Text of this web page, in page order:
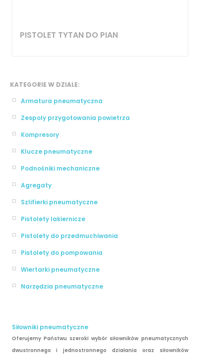
KATEGORIE W DZIALE:
Armatura pneumatyczna
Zespoly przygotowania powietrza
Kompresory
Klucze pneumatyczne
Podnośniki mechaniczne
Agregaty
Szlifierki pneumatyczne
Pistolety lakiernicze
Pistolety do przedmuchiwania
Pistolety do pompowania
Wiertarki pneumatyczne
Narzędzia pneumatyczne
PISTOLET TYTAN DO PIAN
Siłowniki pneumatyczne
Oferujemy Państwu szeroki wybór siłowników pneumatycznych
dwustronnego i jednostronnego działania oraz siłowników